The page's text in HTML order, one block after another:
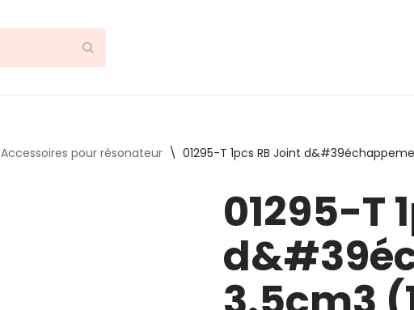
Accessoires pour résonateur \ 01295-T 1pcs RB Joint
01295-T